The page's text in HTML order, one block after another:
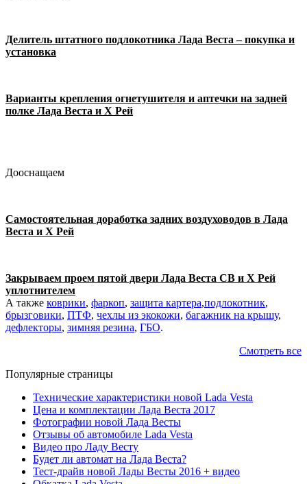
Делитель штатного подлокотника Лада Веста – покупка и
установка
Варианты крепления огнетушителя и аптечки на задней
полке Лада Веста и Х Рей
Дооснащаем
Самостоятельная доработка задних воздуховодов в Лада
Веста и Х Рей
Закрываем проем пятой двери Лада Веста СВ и Х Рей
уплотнителем
А также коврики, фаркоп, защита картера,подлокотник,
брызговики, ПТФ, чехлы из экокожи, багажник на крышу,
дефлекторы, зимняя резина, ГБО.
Смотреть все
Популярные страницы
Технические характеристики новой Lada Vesta
Цена и комплектации Лада Веста 2017
Фотографии новой Лада Весты
Отзывы об автомобиле Lada Vesta
Видео про Ладу Весту
Будет ли автомат на Лада Веста?
Тест-драйв новой Лады Весты 2016 + видео